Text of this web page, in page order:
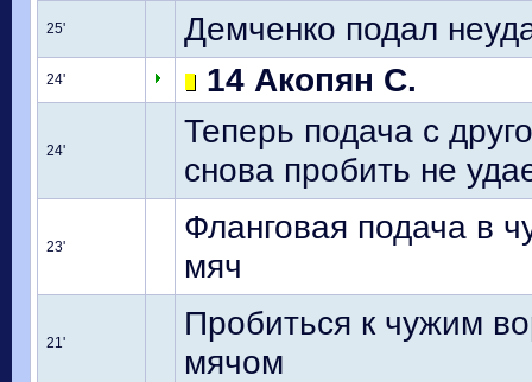
25' Демченко подал
24' 14 Акопян С.
24'
Теперь подача с
снова пробить не
23'
Фланговая подача в
мяч
21'
Пробиться к чужим
мячом